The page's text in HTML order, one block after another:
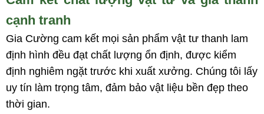
cạnh tranh
Gia Cường cam kết mọi sản phẩm vật tư thanh lam
định hình đều đạt chất lượng ổn định, được kiểm
định nghiêm ngặt trước khi xuất xưởng. Chúng tôi lấy
uy tín làm trọng tâm, đảm bảo vật liệu bền đẹp theo
thời gian.